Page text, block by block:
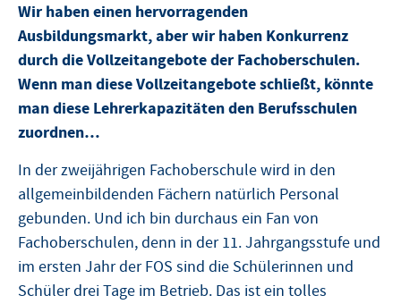
Wir haben einen hervorragenden
Ausbildungsmarkt, aber wir haben Konkurrenz
durch die Vollzeitangebote der Fachoberschulen.
Wenn man diese Vollzeitangebote schließt, könnte
man diese Lehrerkapazitäten den Berufsschulen
zuordnen…
In der zweijährigen Fachoberschule wird in den
allgemeinbildenden Fächern natürlich Personal
gebunden. Und ich bin durchaus ein Fan von
Fachoberschulen, denn in der 11. Jahrgangsstufe und
im ersten Jahr der FOS sind die Schülerinnen und
Schüler drei Tage im Betrieb. Das ist ein tolles